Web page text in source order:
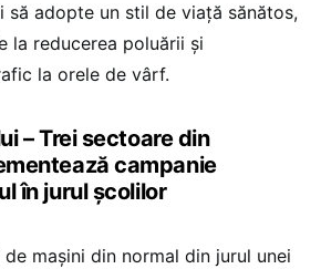
să adopte un stil de viaţă sănătos,
la reducerea poluării şi
la orele de vârf.
– Trei sectoare din
campanie
în jurul școlilor
mașini din normal din jurul unei